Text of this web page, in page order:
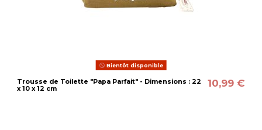
Bientôt disponible
Trousse de Toilette "Papa Parfait" - Dimensions : 22
x 10 x 12 cm
10,99 €